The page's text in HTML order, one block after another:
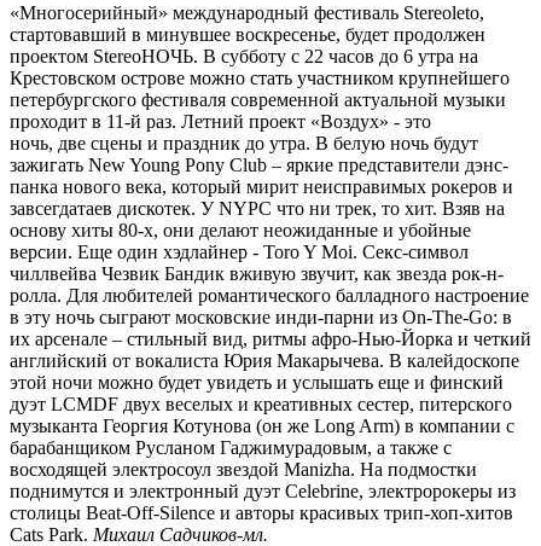
«Многосерийный» международный фестиваль Stereoleto,
стартовавший в минувшее воскресенье, будет продолжен
проектом StereoНОЧЬ. В субботу с 22 часов до 6 утра на
Крестовском острове можно стать участником крупнейшего
петербургского фестиваля современной актуальной музыки
проходит в 11-й раз. Летний проект «Воздух» - это
ночь, две сцены и праздник до утра. В белую ночь будут
зажигать New Young Pony Club – яркие представители дэнс-
панка нового века, который мирит неисправимых рокеров и
завсегдатаев дискотек. У NYPC что ни трек, то хит. Взяв на
основу хиты 80-х, они делают неожиданные и убойные
версии. Еще один хэдлайнер - Toro Y Moi. Секс-символ
чиллвейва Чезвик Бандик вживую звучит, как звезда рок-н-
ролла. Для любителей романтического балладного настроение
в эту ночь сыграют московские инди-парни из On-The-Go: в
их арсенале – стильный вид, ритмы афро-Нью-Йорка и четкий
английский от вокалиста Юрия Макарычева. В калейдоскопе
этой ночи можно будет увидеть и услышать еще и финский
дуэт LCMDF двух веселых и креативных сестер, питерского
музыканта Георгия Котунова (он же Long Arm) в компании с
барабанщиком Русланом Гаджимурадовым, а также с
восходящей электросоул звездой Manizha. На подмостки
поднимутся и электронный дуэт Celebrine, электророкеры из
столицы Beat-Off-Silence и авторы красивых трип-хоп-хитов
Cats Park. Михаил Садчиков-мл.